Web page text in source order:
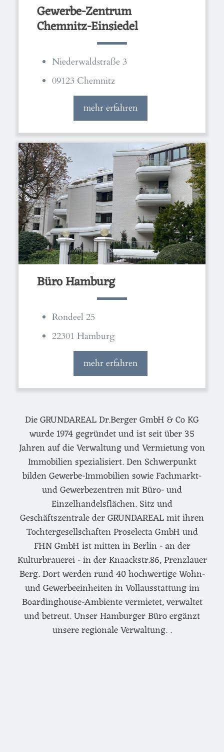
Gewerbe-Zentrum
Chemnitz-Einsiedel
Niederwaldstraße 3
09123 Chemnitz
mehr erfahren
Büro Hamburg
Rondeel 25
22301 Hamburg
mehr erfahren
Die GRUNDAREAL Dr.Berger GmbH & Co KG
wurde 1974 gegründet und ist seit über 35
Jahren auf die Verwaltung und Vermietung von
Immobilien spezialisiert. Den Schwerpunkt
bilden Gewerbe-Immobilien sowie Fachmarkt-
und Gewerbezentren mit Büro- und
Einzelhandelsflächen. Sitz und
Geschäftszentrale der GRUNDAREAL mit ihren
Tochtergesellschaften Proselecta GmbH und
FHN GmbH ist mitten in Berlin - an der
Kulturbrauerei - in der Knaackstr.86, Prenzlauer
Berg. Dort werden rund 40 hochwertige Wohn-
und Gewerbeeinheiten in Vollausstattung im
Boardinghouse-Ambiente vermietet, verwaltet
und betreut. Unser Hamburger Büro ergänzt
unsere regionale Verwaltung. .